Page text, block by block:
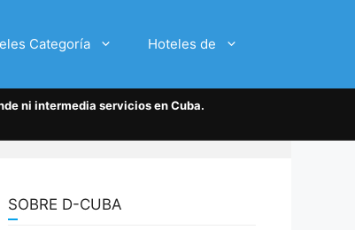
Categoría Hoteles de
ni intermedia servicios en Cuba.
SOBRE D-CUBA